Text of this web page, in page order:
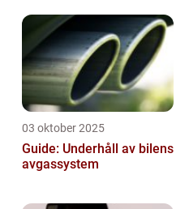
03 oktober 2025
Guide: Underhåll av bilens
avgassystem